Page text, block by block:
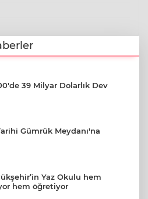
39 Milyar Dolarlık Dev
Gümrük Meydanı'na
Yaz Okulu hem
hem öğretiyor